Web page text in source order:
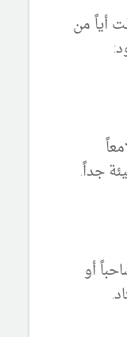
أياً من
جداً.
أو